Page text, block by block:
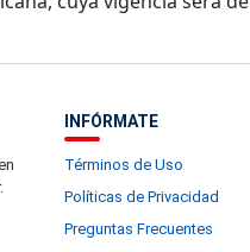
INFÓRMATE
Términos de Uso
Políticas de Privacidad
Preguntas Frecuentes